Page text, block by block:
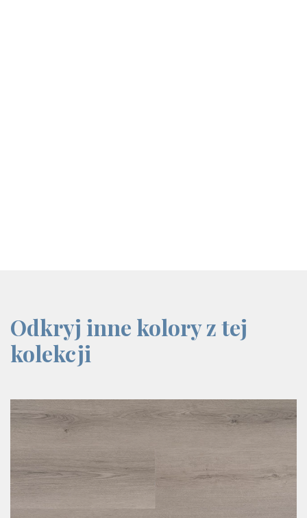
Odkryj inne kolory z tej
kolekcji